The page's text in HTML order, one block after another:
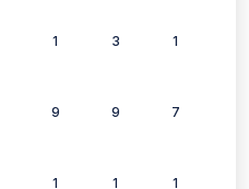
1 3 1
9 9 7
1 1 1